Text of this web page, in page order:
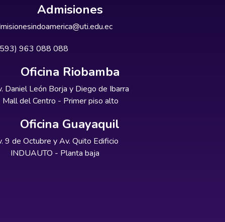
Admisiones
963 088 088
Oficina Riobamba
Daniel León Borja y Diego de Ibarra
Mall del Centro - Primer piso alto
Oficina Guayaquil
9 de Octubre y Av. Quito Edificio
INDUAUTO - Planta baja